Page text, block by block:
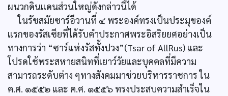
ผนวกดินแดนส่วนใหญ่ดังกล่าวนี้ได้
ในรัชสมัยซาร์อีวานที่ ๔ พระองค์ทรงเป็นประมุของค์
แรกของรัสเซียที่ได้รับคำประกาศพระอิสริยยศอย่างเป็น
ทางการว่า “ซาร์แห่งรัสทั้งปวง”(Tsar of AllRus) และ
โปรดใช้พระสหายสนิทที่เยาว์วัยและบุคคลที่มีความ
สามารถระดับต่าง ๆทางสังคมมาช่วยบริหารราชการ ใน
ค.ศ. ๑๕๕๒ และ ค.ศ. ๑๕๕๖ ทรงประสบความสำเร็จใน